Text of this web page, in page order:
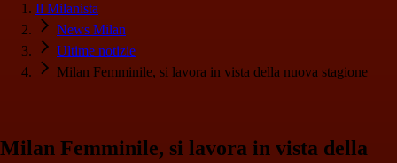
Il Milanista
News Milan
Ultime notizie
Milan Femminile, si lavora in vista della nuova stagione
Milan Femminile, si lavora in vista della